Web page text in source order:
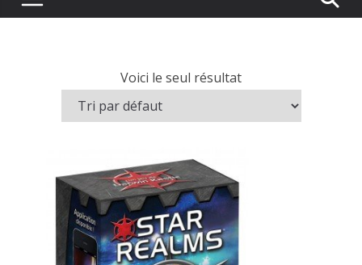
Voici le seul résultat